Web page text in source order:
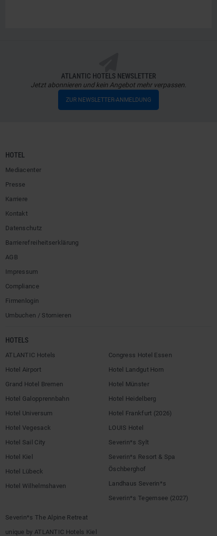
ATLANTIC HOTELS NEWSLETTER
Jetzt abonnieren und kein Angebot mehr verpassen.
ZUR NEWSLETTER-ANMELDUNG
HOTEL
Mediacenter
Presse
Karriere
Kontakt
Datenschutz
Barrierefreiheitserklärung
AGB
Impressum
Compliance
Firmenlogin
Umbuchen / Stornieren
HOTELS
ATLANTIC Hotels
Hotel Airport
Grand Hotel Bremen
Hotel Galopprennbahn
Hotel Universum
Hotel Vegesack
Hotel Sail City
Hotel Kiel
Hotel Lübeck
Hotel Wilhelmshaven
Congress Hotel Essen
Hotel Landgut Horn
Hotel Münster
Hotel Heidelberg
Hotel Frankfurt (2026)
LOUIS Hotel
Severin*s Sylt
Severin*s Resort & Spa
Öschberghof
Landhaus Severin*s
Severin*s Tegernsee (2027)
Severin*s The Alpine Retreat
unique by ATLANTIC Hotels Kiel